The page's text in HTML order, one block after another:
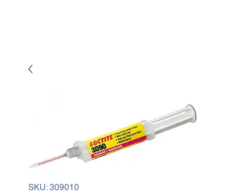
SKU: 309010